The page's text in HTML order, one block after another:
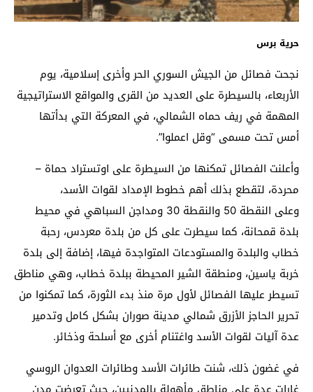
حرية برس
نجحت فصائل من الجيش السوري الحر وأخرى إسلامية، يوم
الأربعاء، بالسيطرة على العديد من القرى والمواقع الاستراتيجية
المهمة في ريف حماه الشمالي، في المعركة التي بدأتها
أمس تحت مسمى “وقل اعملوا”.
وأعلنت الفصائل تمكنها من السيطرة على اوتستراد حماة –
محردة، لتقطع بذلك أهم خطوط الإمداد لقوات الأسد،
وعلى النقطة 50 والنقطة 30 ومداجن السباهي في محيط
بلدة قمحانة، كما سيطرت على كل من بلدة معردس، رحبة
خطاب والبلدة والمستودعات المتواجدة فيها، إضافة إلى بلدة
خربة ياسين، ومنطقة الشير المحيطة ببلدة خطاب، وهي مناطق
تسيطر عليها الفصائل لأول مرة منذ بدء الثورة، كما تمكنوا من
تحرير الحاجز الأزرق شمالي مدينة صوران بشكل كامل وتدمير
عدة آليات لقوات الأسد واغتنام أخرى مع أسلحة وذخائر.
في غضون ذلك، شنت طائرات الأسد وطائرات العدوان الروسي